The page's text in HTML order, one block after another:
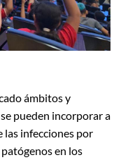
ámbitos y
pueden incorporar a
las infecciones por
en los